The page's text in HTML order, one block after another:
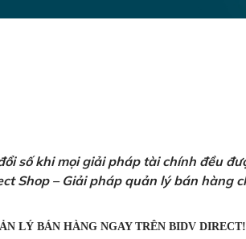
số khi mọi giải pháp tài chính đều
Shop – Giải pháp quản lý bán hàng
LÝ BÁN HÀNG NGAY TRÊN BIDV DIRECT!